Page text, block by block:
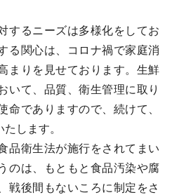
するニーズは多様化をしてお
る関心は、コロナ禍で家庭消
まりを見せております。生鮮
いて、品質、衛生管理に取り
命でありますので、続けて、
します。
品衛生法が施行をされてまい
のは、もともと食品汚染や腐
戦後間もないころに制定をさ